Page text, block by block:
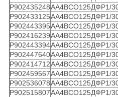
Р902435248АА4ВСО125ДФР1/
Р902433125АА4ВСО125ДФР1/
Р902443395АА4ВСО125ДФР1/
Р902416239АА4ВСО125ДФР1/
Р902443394АА4ВСО125ДФР1/
Р902447640АА4ВСО125ДФР1/
Р902414712АА4ВСО125ДФР1/
Р902459567АА4ВСО125ДФР1/
Р902536078АА4ВСО125ДФР1/
Р902515807АА4ВСО125ДФР1/